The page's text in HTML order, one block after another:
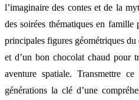
l’imaginaire des contes et de la
des soirées thématiques en
principales figures géométriques
et d’un bon chocolat chaud pour
aventure spatiale. Transmettre
générations la clé d’une